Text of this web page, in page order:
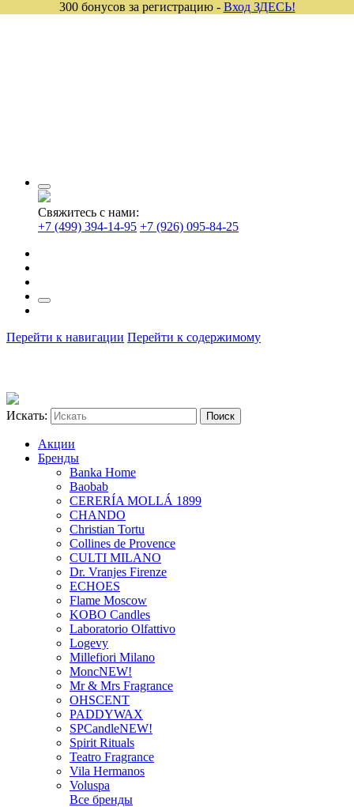
Свяжитесь с нами:
+7 (499) 394-14-95 +7 (926) 095-84-25
Перейти к навигации Перейти к содержимому
Искать:
Акции
Бренды
Banka Home
Baobab
CERERÍA MOLLÁ 1899
CHANDO
Christian Tortu
Collines de Provence
CULTI MILANO
Dr. Vranjes Firenze
ECHOES
Flame Moscow
KOBO Candles
Laboratorio Olfattivo
Logevy
Millefiori Milano
MoncNEW!
Mr & Mrs Fragrance
OHSCENT
PADDYWAX
SPCandleNEW!
Spirit Rituals
Teatro Fragrance
Vila Hermanos
Voluspa
Все бренды
300 бонусов за регистрацию - Вход ЗДЕСЬ!